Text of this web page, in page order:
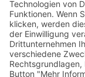
RECHTLICHES
Impressum
Datenschutz